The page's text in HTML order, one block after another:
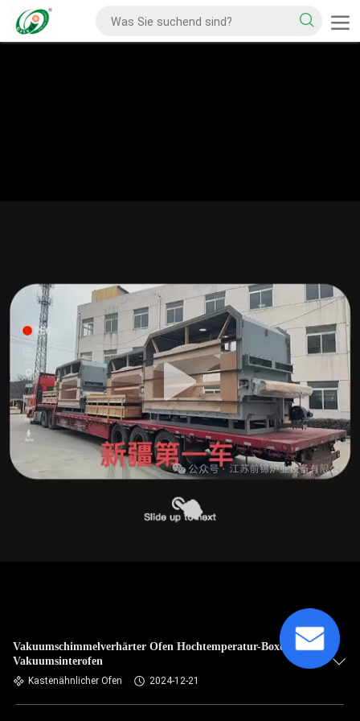
Vakuumschimmelverhärter Ofen Hochtemperatur-Boxofen
Vakuumsinterofen
Kastenähnlicher Ofen 2024-12-21